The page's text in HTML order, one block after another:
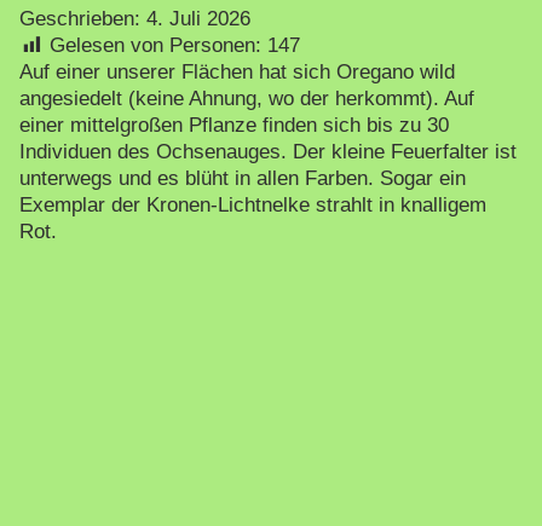
Geschrieben: 4. Juli 2026
Gelesen von Personen: 147
Auf einer unserer Flächen hat sich Oregano wild
angesiedelt (keine Ahnung, wo der herkommt). Auf
einer mittelgroßen Pflanze finden sich bis zu 30
Individuen des Ochsenauges. Der kleine Feuerfalter ist
unterwegs und es blüht in allen Farben. Sogar ein
Exemplar der Kronen-Lichtnelke strahlt in knalligem
Rot.